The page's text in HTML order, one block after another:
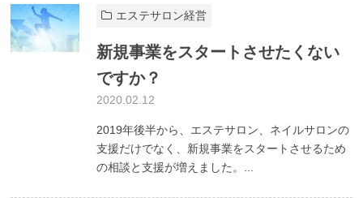
エステサロン経営
新規事業をスタートさせたくない
ですか？
2020.02.12
2019年後半から、エステサロン、ネイルサロンの
支援だけでなく、新規事業をスタートさせるため
の相談と支援が増えました。...